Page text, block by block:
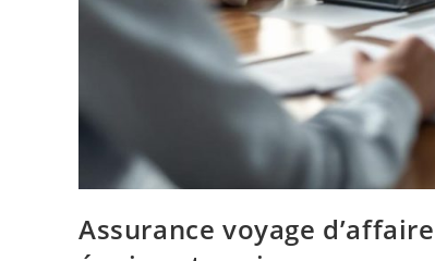
Assurance voyage